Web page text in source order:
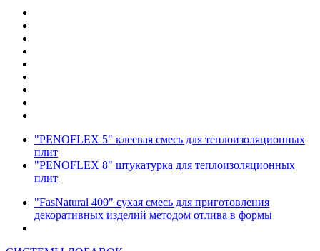
"PENOFLEX 5" клеевая смесь для теплоизоляционных
плит
"PENOFLEX 8" штукатурка для теплоизоляционных
плит
"FasNatural 400" сухая смесь для приготовления
декоративных изделий методом отлива в формы